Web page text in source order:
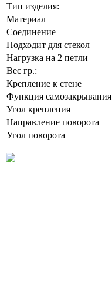
Тип изделия:
Материал
Соединение
Подходит для стекол
Нагрузка на 2 петли
Вес гр.:
Крепление к стене
Функция самозакрывания
Угол крепления
Направление поворота
Угол поворота